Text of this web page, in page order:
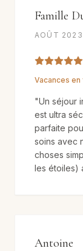
Famille
AOÛT 2023
Vacances en
"Un séjour
est ultra
parfaite
soins avec
choses
les étoiles)
Antoine